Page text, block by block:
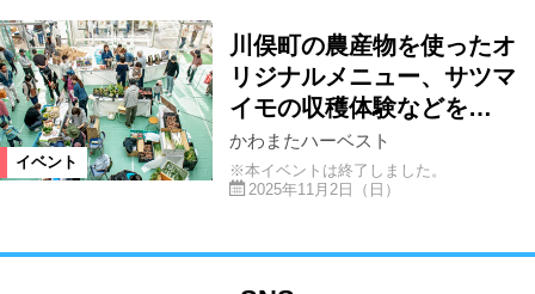
イベント
川俣町の農産物を使ったオ
リジナルメニュー、サツマ
イモの収穫体験などを…
かわまたハーベスト
※本イベントは終了しました。
2025年11月2日（日）